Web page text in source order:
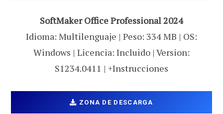
SoftMaker Office Professional 2024
Idioma: Multilenguaje | Peso: 334 MB | OS:
Windows | Licencia: Incluido | Version:
S1234.0411 | +Instrucciones
ZONA DE DESCARGA